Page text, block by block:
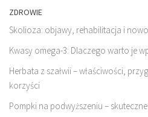
ZDROWIE
Skolioza: objawy, rehabilitacja i
Kwasy omega-3: Dlaczego warto je
Herbata z szałwii – właściwości,
korzyści
Pompki na podwyższeniu –